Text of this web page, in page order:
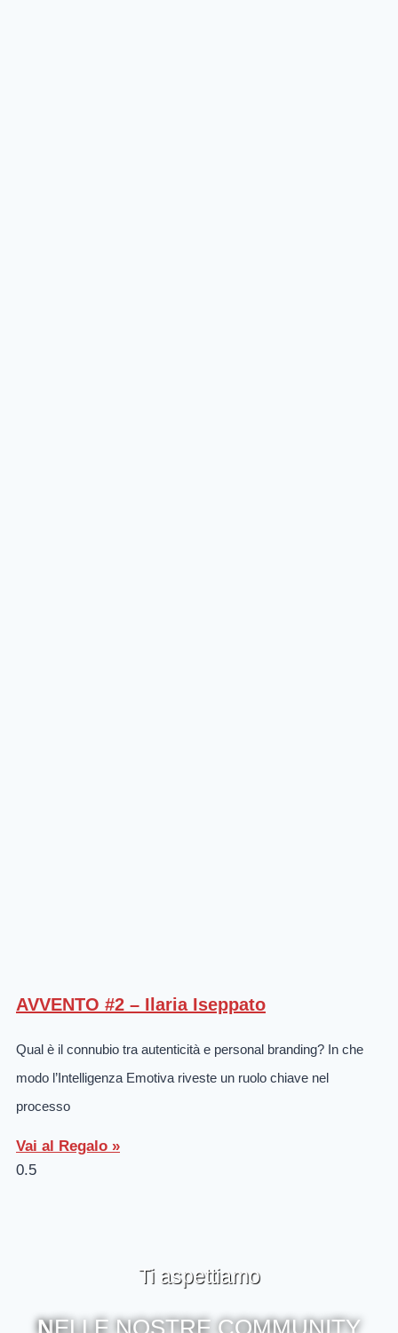
AVVENTO #2 – Ilaria Iseppato
Qual è il connubio tra autenticità e personal branding? In che
modo l’Intelligenza Emotiva riveste un ruolo chiave nel
processo
Vai al Regalo »
Ti aspettiamo
NELLE NOSTRE COMMUNITY